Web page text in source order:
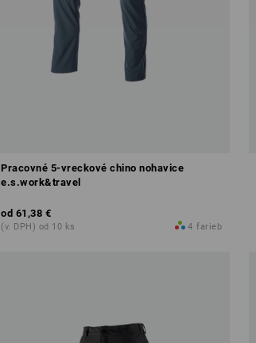
Pracovné 5-vreckové chino nohavice
e.s.work&travel
od 61,38 €
(v. DPH) od 10 ks 4 farieb